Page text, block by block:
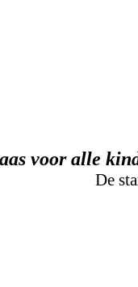
voor alle
De